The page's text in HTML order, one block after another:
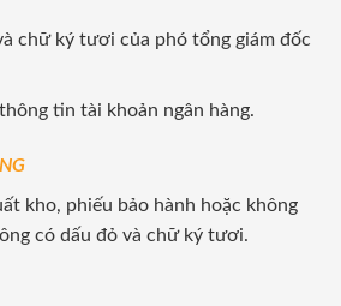
chữ ký tươi của phó tổng giám đốc
tin tài khoản ngân hàng.
kho, phiếu bảo hành hoặc không
có dấu đỏ và chữ ký tươi.